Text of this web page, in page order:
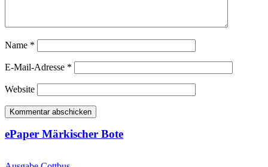
Name *
E-Mail-Adresse *
Website
ePaper Märkischer Bote